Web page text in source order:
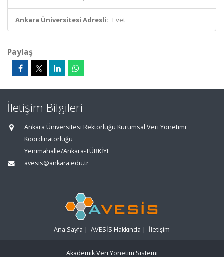
Ankara Üniversitesi Adresli: Evet
Paylaş
İletişim Bilgileri
Ankara Üniversitesi Rektörlüğü Kurumsal Veri Yönetimi
Koordinatörlüğü
Yenimahalle/Ankara-TÜRKİYE
avesis@ankara.edu.tr
Ana Sayfa | AVESİS Hakkında | İletişim
Akademik Veri Yönetim Sistemi